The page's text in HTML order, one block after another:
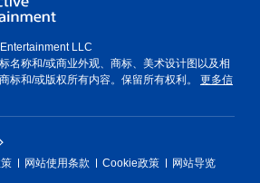
LLC
名称和/或商业外观、商标、美术设计图以及相
标和/或版权所有内容。保留所有权利。 更多信
网站使用条款 Cookie政策 网站导览